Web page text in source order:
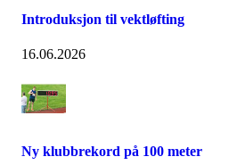
Introduksjon til vektløfting
16.06.2026
Ny klubbrekord på 100 meter